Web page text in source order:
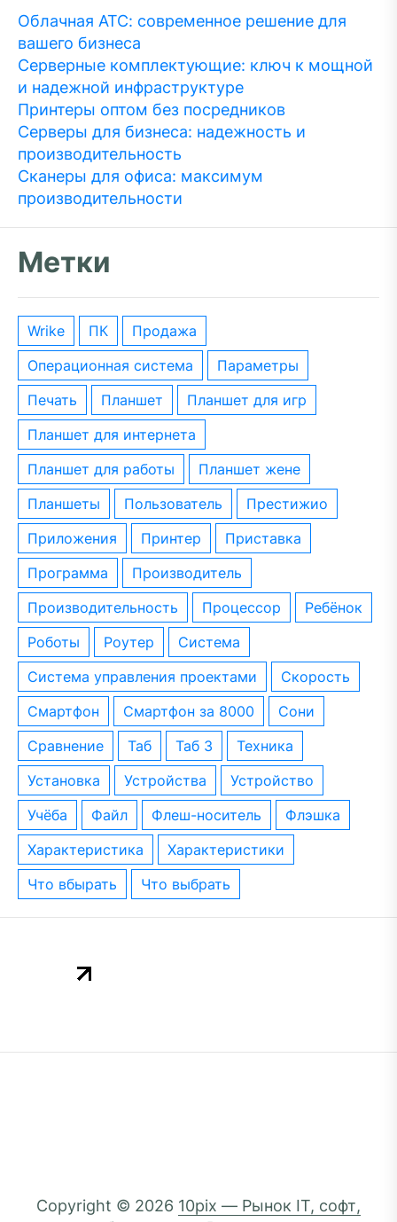
Облачная АТС: современное решение для
вашего бизнеса
Серверные комплектующие: ключ к мощной
и надежной инфраструктуре
Принтеры оптом без посредников
Серверы для бизнеса: надежность и
производительность
Сканеры для офиса: максимум
производительности
Метки
wrike ПК
Продажа
операционная система
параметры
печать
планшет
планшет для игр
планшет для интернета
планшет для работы
планшет жене
планшеты
пользователь
престижио
приложения
принтер
приставка
программа
производитель
производительность
процессор
ребёнок
роботы
роутер
система
система управления проектами
скорость
смартфон
смартфон за 8000
сони
сравнение
таб таб 3
техника
установка
устройства
устройство
учёба
файл флеш-носитель
флэшка
характеристика
характеристики
что вбырать
что выбрать
Copyright © 2026 10pix — Рынок IT, софт,